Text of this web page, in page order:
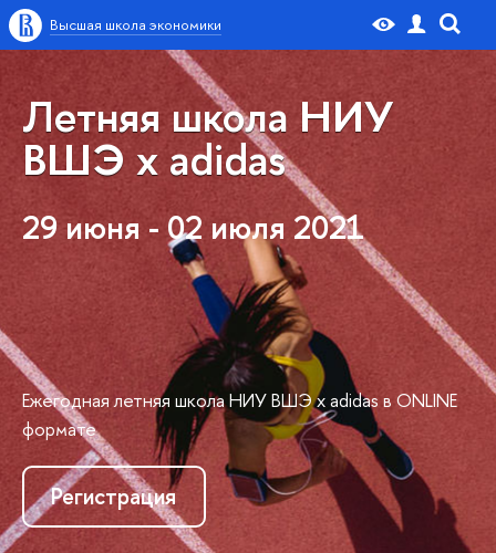
Высшая школа экономики
Летняя школа НИУ
ВШЭ x adidas
29 июня - 02 июля 2021
Ежегодная летняя школа НИУ ВШЭ x adidas в ONLINE
формате
Регистрация